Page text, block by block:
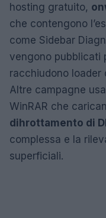
hosting gratuito,
che contengono
come Sidebar
vengono pubblicati
racchiudono
Altre campagne
WinRAR che
dihrottamento di
complessa e la
superficiali.